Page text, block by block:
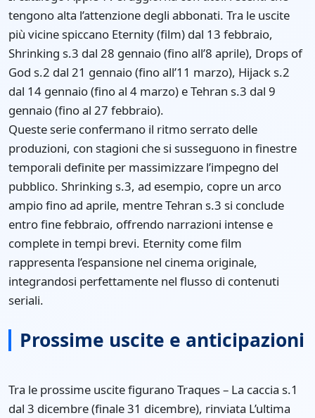
tengono alta l’attenzione degli abbonati. Tra le uscite
più vicine spiccano Eternity (film) dal 13 febbraio,
Shrinking s.3 dal 28 gennaio (fino all’8 aprile), Drops of
God s.2 dal 21 gennaio (fino all’11 marzo), Hijack s.2
dal 14 gennaio (fino al 4 marzo) e Tehran s.3 dal 9
gennaio (fino al 27 febbraio).
Queste serie confermano il ritmo serrato delle
produzioni, con stagioni che si susseguono in finestre
temporali definite per massimizzare l’impegno del
pubblico. Shrinking s.3, ad esempio, copre un arco
ampio fino ad aprile, mentre Tehran s.3 si conclude
entro fine febbraio, offrendo narrazioni intense e
complete in tempi brevi. Eternity come film
rappresenta l’espansione nel cinema originale,
integrandosi perfettamente nel flusso di contenuti
seriali.
Prossime uscite e anticipazioni
Tra le prossime uscite figurano Traques – La caccia s.1
dal 3 dicembre (finale 31 dicembre), rinviata L’ultima